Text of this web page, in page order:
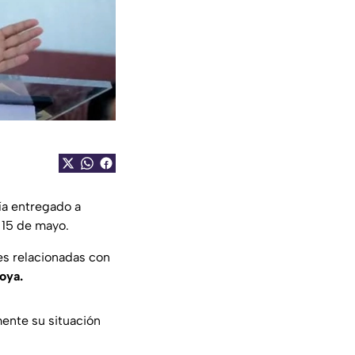
entregado a
de mayo.
relacionadas con
su situación